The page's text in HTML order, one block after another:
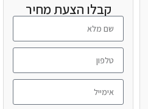
קבלו הצעת מחיר